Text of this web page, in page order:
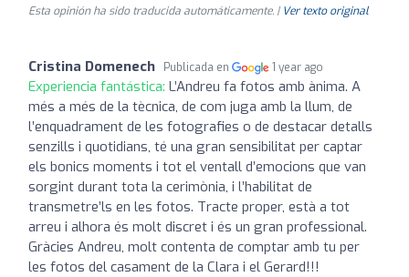
Esta opinión ha sido traducida automáticamente. | Ver texto original
Cristina Domenech Publicada en 1 year ago
Experiencia fantástica: L’Andreu fa fotos amb ànima. A
més a més de la tècnica, de com juga amb la llum, de
l’enquadrament de les fotografies o de destacar detalls
senzills i quotidians, té una gran sensibilitat per captar
els bonics moments i tot el ventall d’emocions que van
sorgint durant tota la cerimònia, i l’habilitat de
transmetre’ls en les fotos. Tracte proper, està a tot
arreu i alhora és molt discret i és un gran professional.
Gràcies Andreu, molt contenta de comptar amb tu per
les fotos del casament de la Clara i el Gerard!!!